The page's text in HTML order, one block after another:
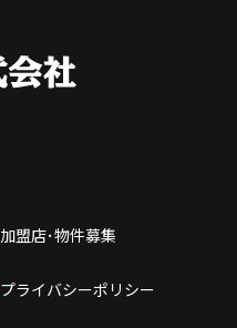
加盟店･物件募集
プライバシーポリシー